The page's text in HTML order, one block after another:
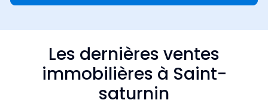
Les dernières ventes
immobilières à Saint-
saturnin